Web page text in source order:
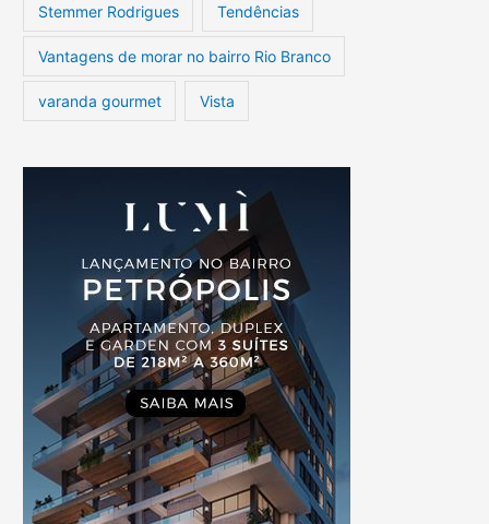
Stemmer Rodrigues Tendências
Vantagens de morar no bairro Rio Branco
varanda gourmet Vista